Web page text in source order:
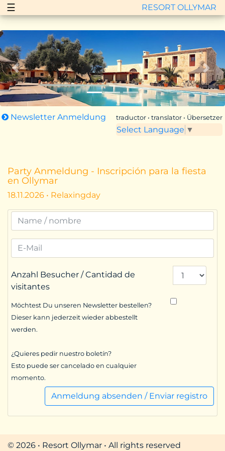
☰ RESORT OLLYMAR
Zurück Vor
Newsletter Anmeldung traductor • translator • Übersetzer
Select Language ▼
Party Anmeldung - Inscripción para la fiesta
en Ollymar
18.11.2026 • Relaxingday
Anzahl Besucher / Cantidad de
visitantes
Möchtest Du unseren Newsletter bestellen?
Dieser kann jederzeit wieder abbestellt
werden.
¿Quieres pedir nuestro boletín?
Esto puede ser cancelado en cualquier
momento.
Anmeldung absenden / Enviar registro
© 2026 • Resort Ollymar • All rights reserved